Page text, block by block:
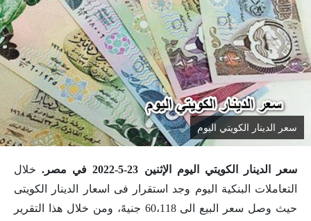
سعر الدينار الكويتي اليوم
سعر الدينار الكويتي اليوم الإثنين 23-5-2022 في مصر.
خلال
التعاملات البنكية اليوم وجد استقرار فى اسعار الدينار الكويتى
حيث وصل سعر البيع الى 60،118 جنيهً، ومن خلال هذا التقرير